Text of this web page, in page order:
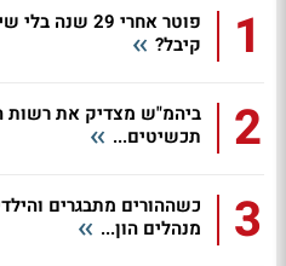
1
קיבל?
2
ביהמ"ש מצדיק את רשות
תכשיטים...
3
כשההורים מתבגרים
מנהלים הון...